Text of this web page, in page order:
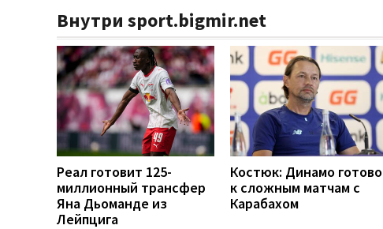
Внутри sport.bigmir.net
Реал готовит 125-
миллионный трансфер
Яна Дьоманде из
Лейпцига
Костюк: Динамо готово
к сложным матчам с
Карабахом